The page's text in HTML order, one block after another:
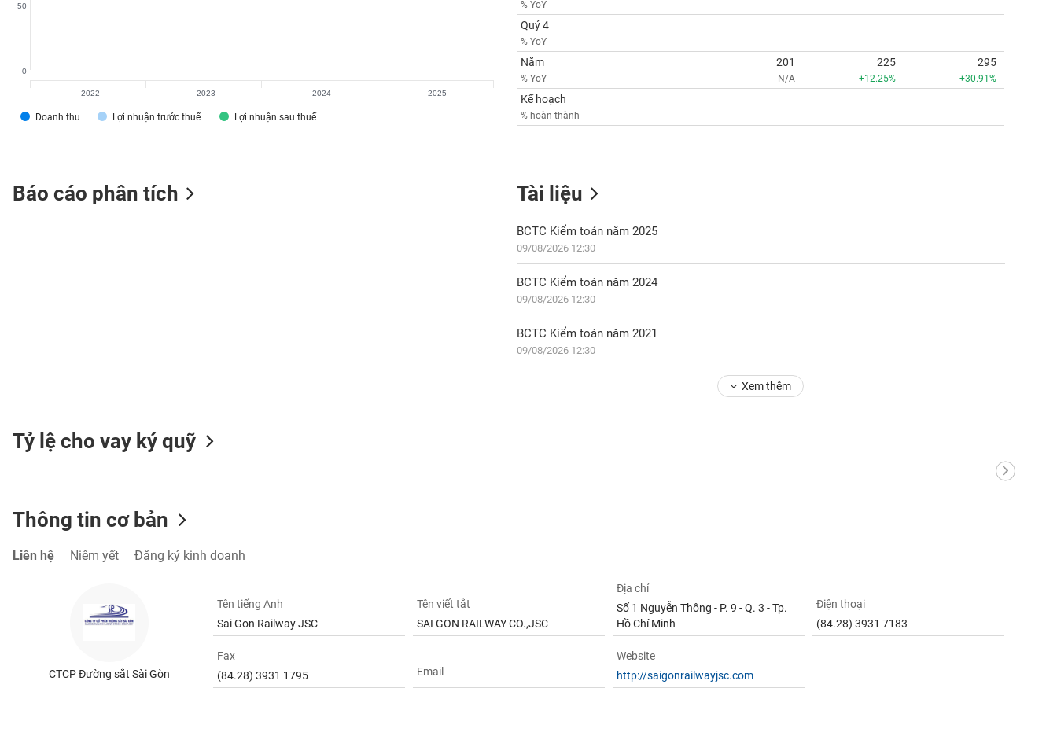
Doanh thu Lợi nhuận trước thuế Lợi nhuận sau thuế
0
50
2022 2023 2024 2025
% YoY
Quý 4
% YoY
Năm
% YoY
201
N/A
225
+12.25%
295
+30.91%
Kế hoạch
% hoàn thành
Báo cáo phân tích Tài liệu
BCTC Kiểm toán năm 2025
09/08/2026 12:30
BCTC Kiểm toán năm 2024
09/08/2026 12:30
BCTC Kiểm toán năm 2021
09/08/2026 12:30
Xem thêm
Tỷ lệ cho vay ký quỹ
Thông tin cơ bản
Liên hệ Niêm yết Đăng ký kinh doanh
CTCP Đường sắt Sài Gòn
Tên tiếng Anh
Sai Gon Railway JSC
Tên viết tắt
SAI GON RAILWAY CO.,JSC
Địa chỉ
Số 1 Nguyễn Thông - P. 9 - Q. 3 - Tp.
Hồ Chí Minh
Điện thoại
(84.28) 3931 7183
Fax
(84.28) 3931 1795
Email
Website
http://saigonrailwayjsc.com
DÙNG
KHỎE
CHÍNH